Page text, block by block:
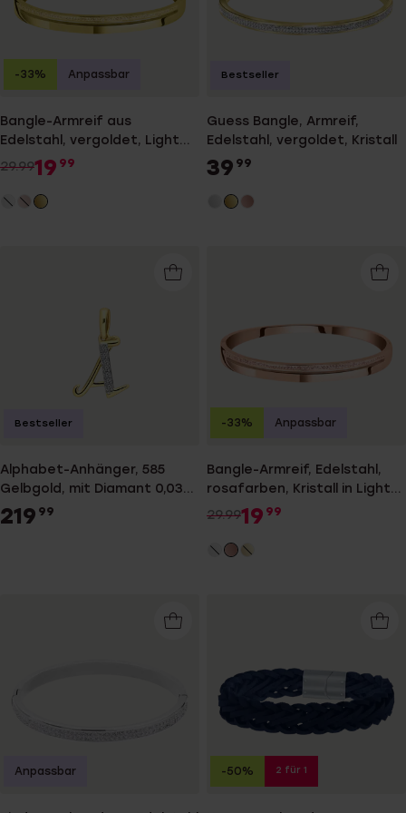
Bangle-Armreif aus
Edelstahl, vergoldet, Light
Colorado-Kristall
29.9919 99
-33% Anpassbar
Guess Bangle, Armreif,
Edelstahl, vergoldet, Kristall
39 99
Bestseller
Alphabet-Anhänger, 585
Gelbgold, mit Diamant 0,03
ct
219 99
Bestseller
Bangle-Armreif, Edelstahl,
rosafarben, Kristall in Light
Peach
29.9919 99
-33% Anpassbar
Anpassbar -50% 2 für 1